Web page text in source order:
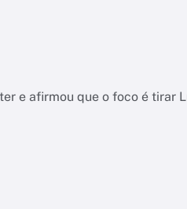
e afirmou que o foco é tirar